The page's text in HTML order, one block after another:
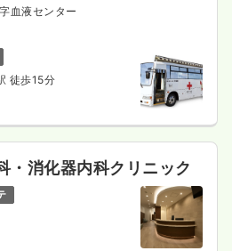
血液センター
徒歩15分
・消化器内科クリニック